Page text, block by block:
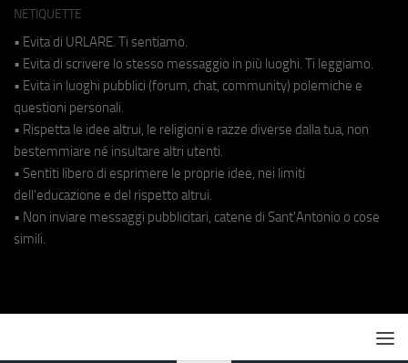
NETIQUETTE
• Evita di URLARE. Ti sentiamo.
• Evita di scrivere lo stesso messaggio in più luoghi. Ti leggiamo.
• Evita in luoghi pubblici (forum, chat, community) polemiche e
questioni personali.
• Rispetta le idee altrui, le religioni e razze diverse dalla tua, non
bestemmiare né insultare altri utenti.
• Sentiti libero di esprimere le proprie idee, nei limiti
dell'educazione e del rispetto altrui.
• Non inviare messaggi pubblicitari, catene di Sant'Antonio o cose
simili.